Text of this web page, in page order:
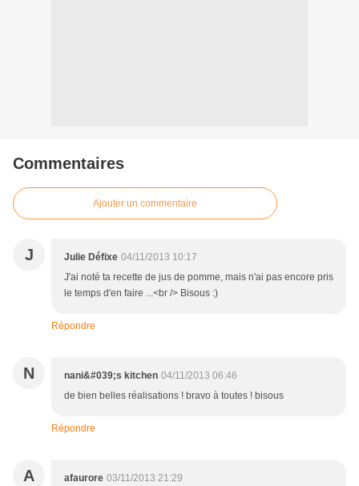
Commentaires
Ajouter un commentaire
J Julie Défixe 04/11/2013 10:17
J'ai noté ta recette de jus de pomme, mais n'ai pas encore pris
le temps d'en faire ...<br /> Bisous :)
Répondre
N nani&#039;s kitchen 04/11/2013 06:46
de bien belles réalisations ! bravo à toutes ! bisous
Répondre
A afaurore 03/11/2013 21:29